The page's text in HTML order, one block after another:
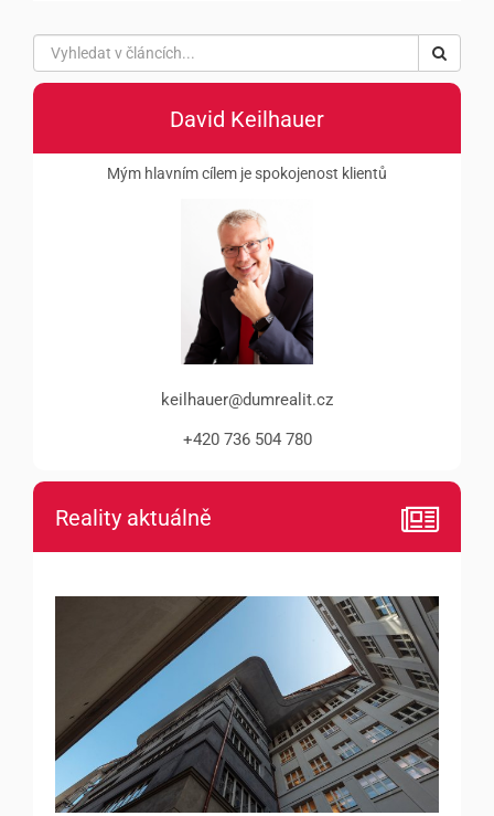
David Keilhauer
Mým hlavním cílem je spokojenost klientů
keilhauer@dumrealit.cz
+420 736 504 780
Reality aktuálně